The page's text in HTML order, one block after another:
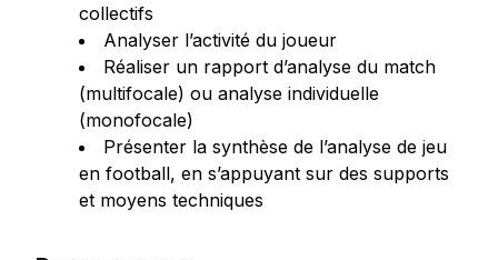
collectifs
Analyser l’activité du joueur
Réaliser un rapport d’analyse du match
(multifocale) ou analyse individuelle
(monofocale)
Présenter la synthèse de l’analyse de jeu
en football, en s’appuyant sur des supports
et moyens techniques